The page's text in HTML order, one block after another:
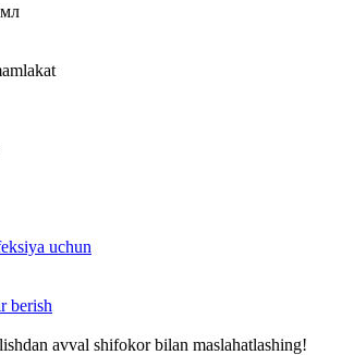
uchun
berish
avval shifokor bilan maslahatlashing!